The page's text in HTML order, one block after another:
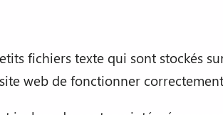
fichiers texte qui sont stockés
web de fonctionner